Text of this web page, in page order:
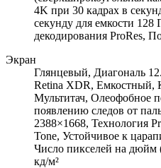
4K при 30 кадрах в
секунду для емкости
декодирования ProRes,
Экран
Глянцевый, Диагональ
Retina XDR, Емкостный,
Мультитач, Олеофобное
появлению следов от
2388×1668, Технология
Tone, Устойчивое к
Число пикселей на дюйм
кд/ м²